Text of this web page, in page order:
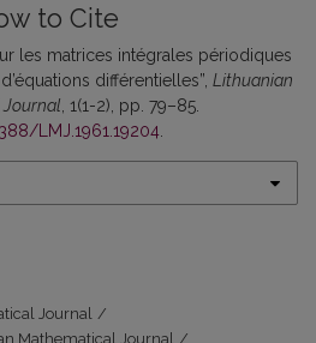
to Cite
les matrices intégrales périodiques
différentielles”, Lithuanian
, 1(1-2), pp. 79–85.
LMJ.1961.19204.
Journal /
Mathematical Journal /